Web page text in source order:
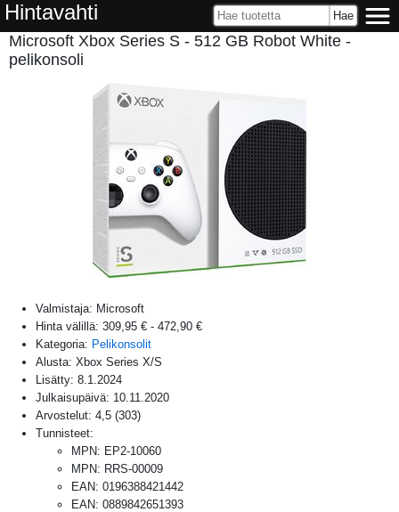
Hintavahti
Microsoft Xbox Series S - 512 GB Robot White -
pelikonsoli
Valmistaja: Microsoft
Hinta välillä: 309,95 € - 472,90 €
Kategoria: Pelikonsolit
Alusta: Xbox Series X/S
Lisätty: 8.1.2024
Julkaisupäivä: 10.11.2020
Arvostelut: 4,5 (303)
Tunnisteet:
MPN: EP2-10060
MPN: RRS-00009
EAN: 0196388421442
EAN: 0889842651393